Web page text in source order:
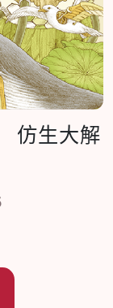
仿生大解